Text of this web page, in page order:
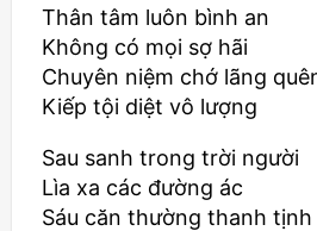
Thân tâm luôn bình an
Không có mọi sợ hãi
Chuyên niệm chớ lãng
Kiếp tội diệt vô lượng
Sau sanh trong trời người
Lìa xa các đường ác
Sáu căn thường thanh tịnh